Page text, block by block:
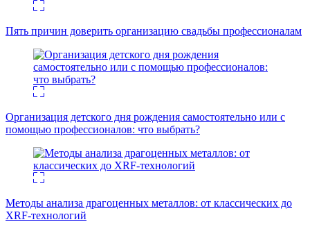
Пять причин доверить организацию свадьбы профессионалам
Организация детского дня рождения самостоятельно или с
помощью профессионалов: что выбрать?
Методы анализа драгоценных металлов: от классических до
XRF-технологий